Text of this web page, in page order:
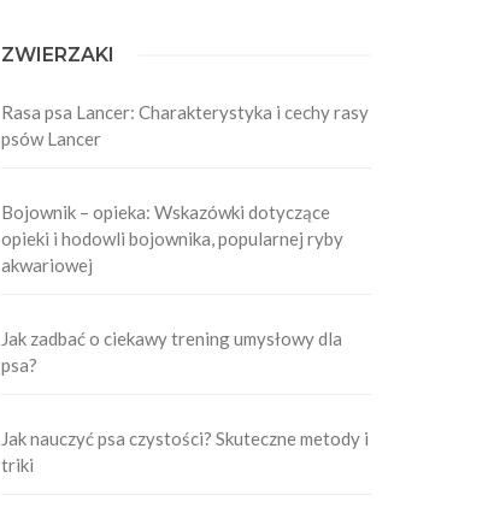
ZWIERZAKI
Rasa psa Lancer: Charakterystyka i cechy rasy
psów Lancer
Bojownik – opieka: Wskazówki dotyczące
opieki i hodowli bojownika, popularnej ryby
akwariowej
Jak zadbać o ciekawy trening umysłowy dla
psa?
Jak nauczyć psa czystości? Skuteczne metody i
triki